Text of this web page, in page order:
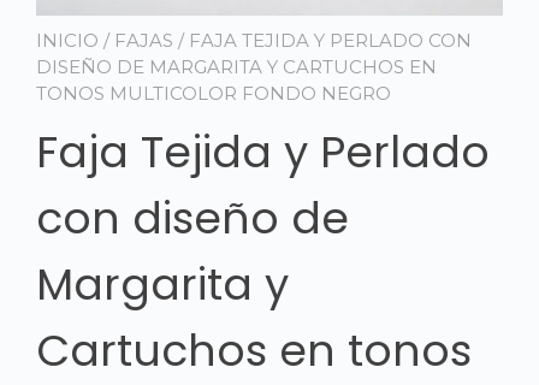
INICIO / FAJAS / FAJA TEJIDA Y PERLADO CON
DISEÑO DE MARGARITA Y CARTUCHOS EN
TONOS MULTICOLOR FONDO NEGRO
Faja Tejida y Perlado
con diseño de
Margarita y
Cartuchos en tonos